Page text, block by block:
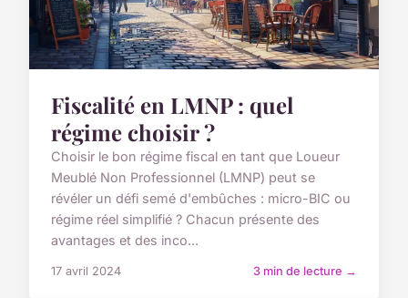
Fiscalité en LMNP : quel
régime choisir ?
Choisir le bon régime fiscal en tant que Loueur
Meublé Non Professionnel (LMNP) peut se
révéler un défi semé d'embûches : micro-BIC ou
régime réel simplifié ? Chacun présente des
avantages et des inco...
17 avril 2024 3 min de lecture →